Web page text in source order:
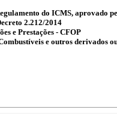
do ICMS, aprovado
2.212/2014
e Prestações - CFOP
e outros derivados